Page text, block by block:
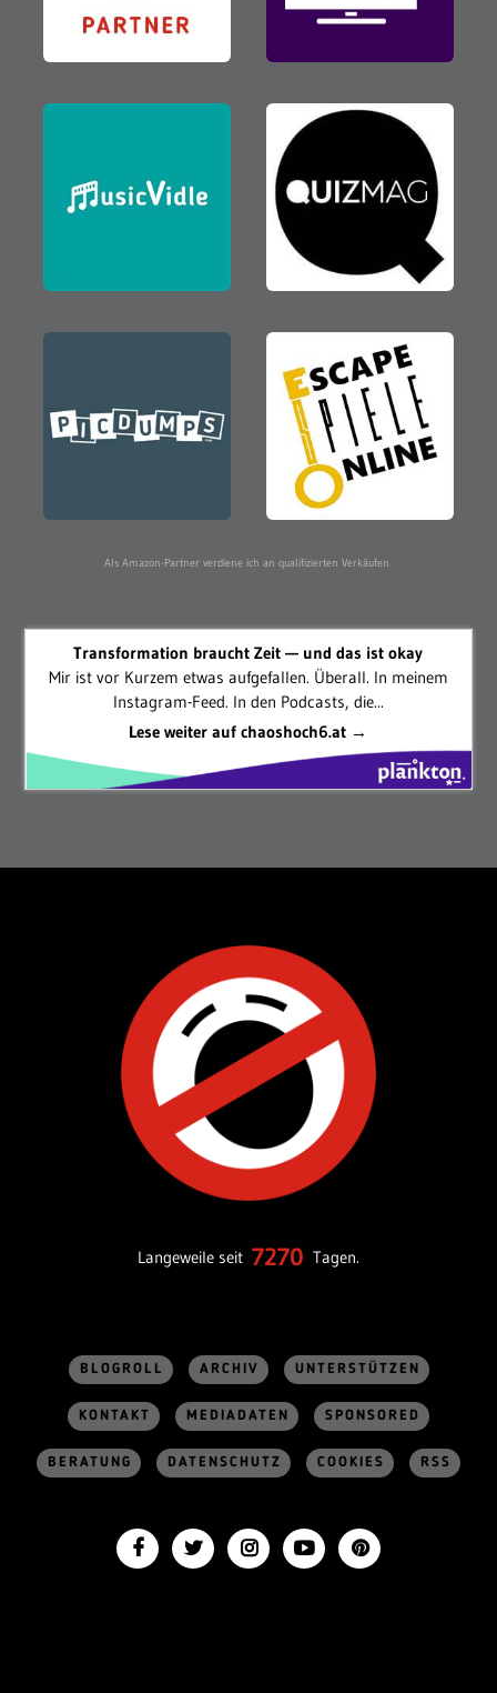
Als Amazon-Partner verdiene ich an qualifizierten Verkäufen.
Transformation braucht Zeit — und das ist okay
Mir ist vor Kurzem etwas aufgefallen. Überall. In meinem
Instagram-Feed. In den Podcasts, die...
Lese weiter auf chaoshoch6.at →
Langeweile seit 7270 Tagen.
BLOGROLL ARCHIV UNTERSTÜTZEN
KONTAKT MEDIADATEN SPONSORED
BERATUNG DATENSCHUTZ COOKIES RSS